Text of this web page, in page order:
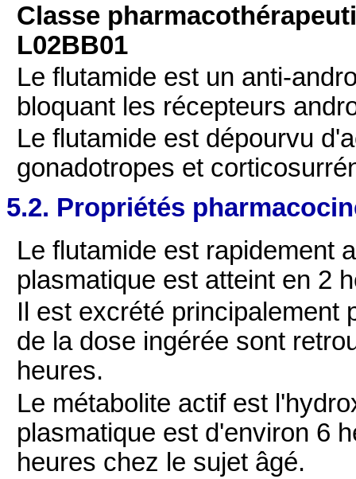
Classe
L02BB01
Le flutamide est un anti-
bloquant les récepteurs
Le flutamide est dépourvu
gonadotropes et
5.2. Propriétés
Le flutamide est rapidement
plasmatique est atteint en 2
Il est excrété principalement
de la dose ingérée sont
heures.
Le métabolite actif est
plasmatique est d'environ 6
heures chez le sujet âgé.